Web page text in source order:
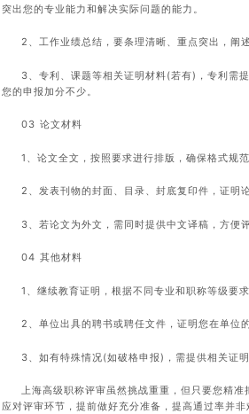
突出您的专业能力和解决实际问题的能力。
2、工作业绩总结，要条理清晰、重点突出，阐
3、专利、课题等相关证明材料(若有)，专利需
您的申报加分不少。
03 论文材料
1、论文全文，按照要求进行排版，确保格式规范
2、发表刊物的封面、目录、封底复印件，证明
3、若论文为外文，需同时提供中文译稿，方便
04 其他材料
1、继续教育证明，根据不同专业和职称等级要
2、单位出具的聘书或聘任文件，证明您在单位
3、如有特殊情况(如破格申报)，需提供相关证
上海高级职称评审虽然挑战重重，但只要您精
应对评审环节，提前做好充分准备，提高通过率并非